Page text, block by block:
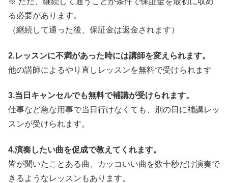
る必要があります。
（継続して通った後、保証金は返金されます）
2.レッスンに不満があった時には講師を変えられます。
他の講師によるやり直しレッスンを無料で受けられます
3.当日キャンセルでも無料で補講が受けられます。
仕事など急な用事で当日行けなくても、別の日に補講レッ
スンが受けられます。
4.演奏したい曲を促成で教えてくれます。
皆が聞いたことある曲、カッコいい曲を数十秒だけ演奏で
きるようなレッスンもあります。